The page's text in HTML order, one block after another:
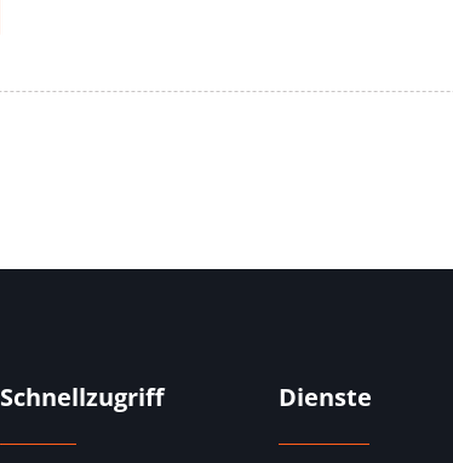
Schnellzugriff Dienste